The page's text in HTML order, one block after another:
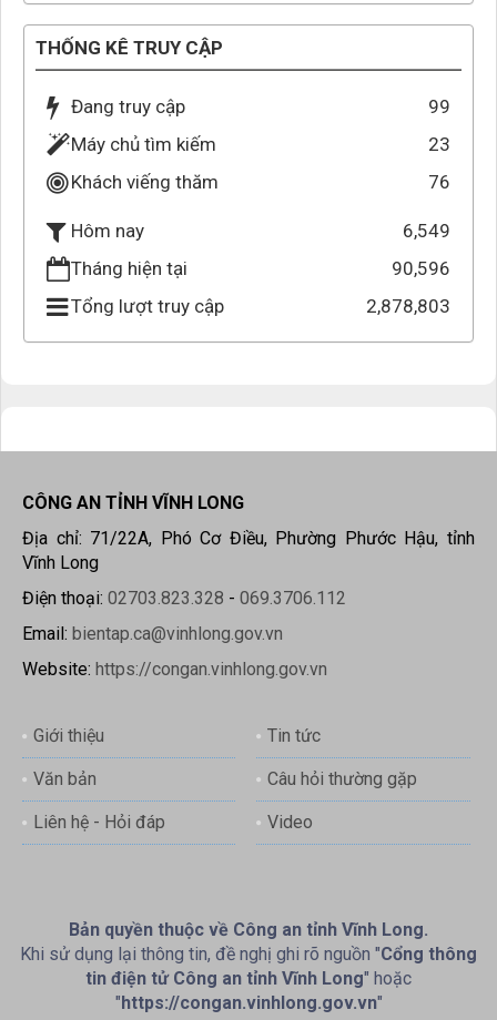
THỐNG KÊ TRUY CẬP
Đang truy cập
99
Máy chủ tìm kiếm
23
Khách viếng thăm
76
Hôm nay
6,549
Tháng hiện tại
90,596
Tổng lượt truy cập
2,878,803
CÔNG AN TỈNH VĨNH LONG
Địa chỉ: 71/22A, Phó Cơ Điều, Phường Phước Hậu, tỉnh
Vĩnh Long
Điện thoại: 02703.823.328 - 069.3706.112
Email: bientap.ca@vinhlong.gov.vn
Website: https://congan.vinhlong.gov.vn
Giới thiệu Tin tức
Văn bản Câu hỏi thường gặp
Liên hệ - Hỏi đáp Video
Bản quyền thuộc về Công an tỉnh Vĩnh Long.
Khi sử dụng lại thông tin, đề nghị ghi rõ nguồn "Cổng thông
tin điện tử Công an tỉnh Vĩnh Long" hoặc
"https://congan.vinhlong.gov.vn"